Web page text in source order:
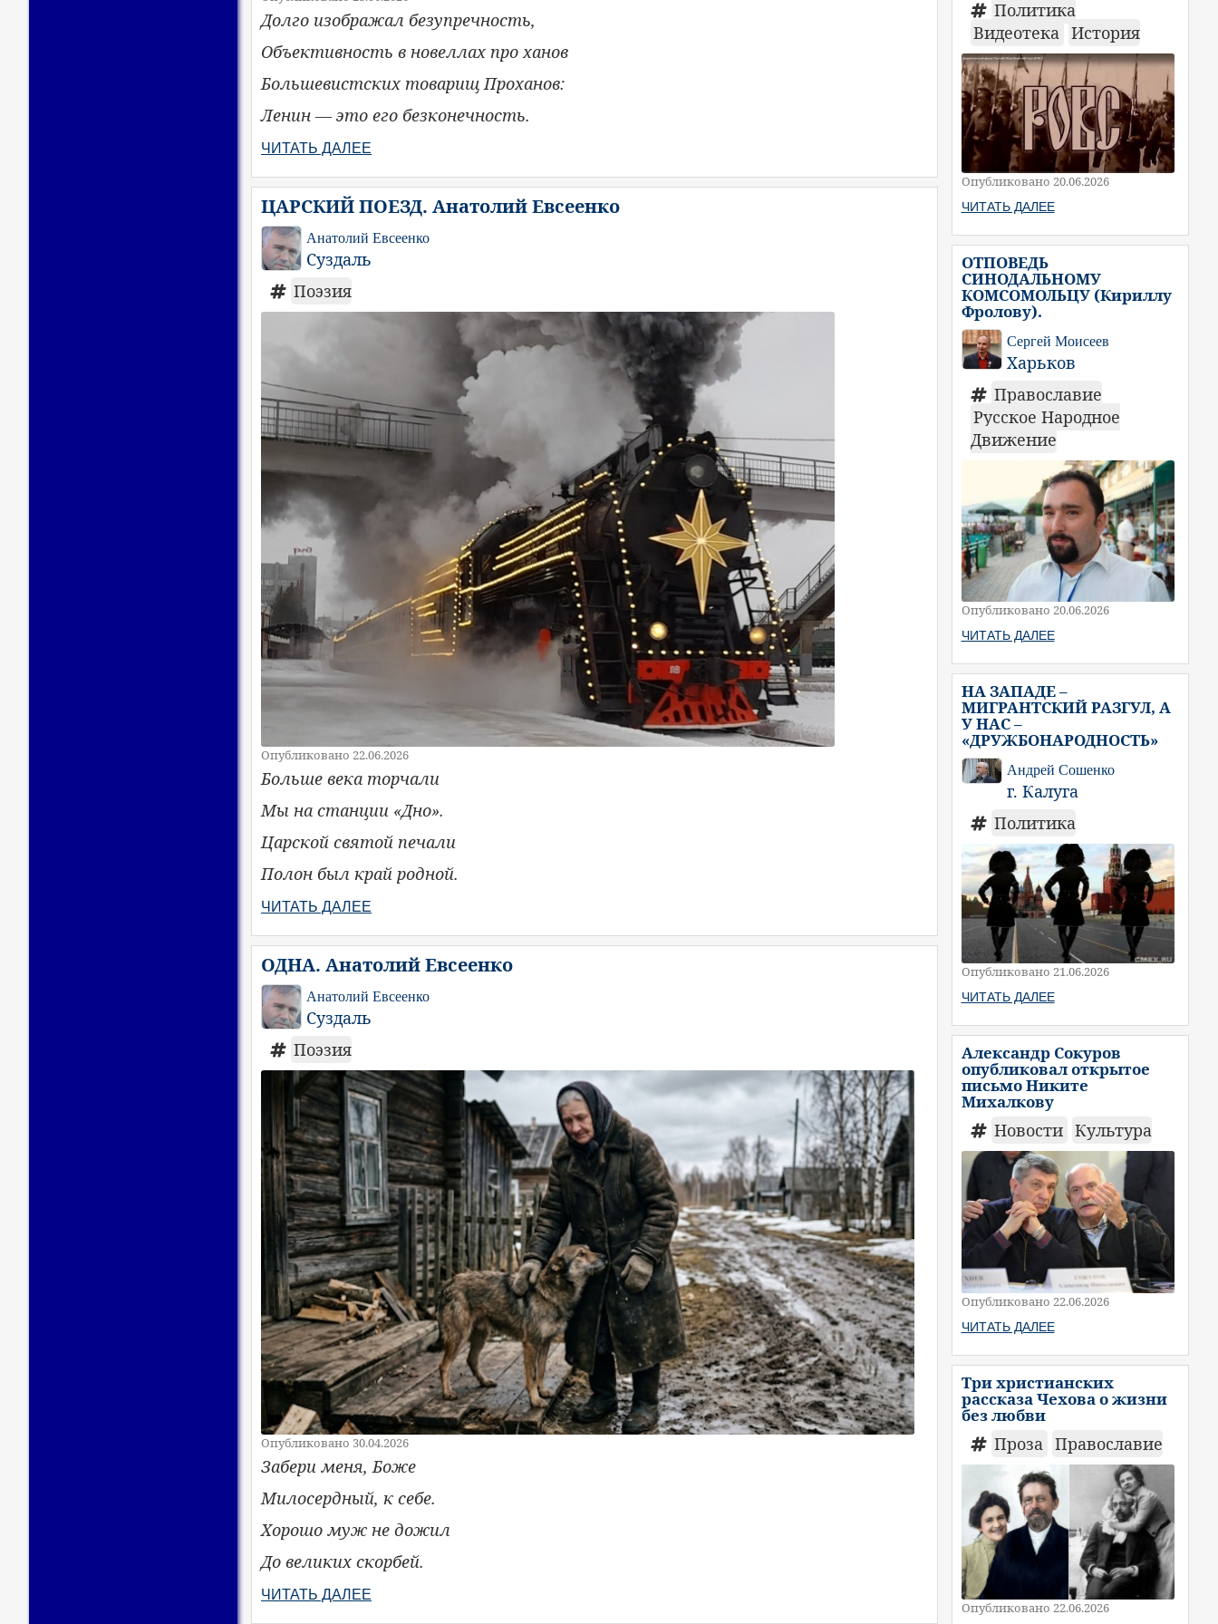
Долго изображал безупречность,
Объективность в новеллах про ханов
Большевистских товарищ Проханов:
Ленин — это его безконечность.
ЧИТАТЬ ДАЛЕЕ
ЦАРСКИЙ ПОЕЗД. Анатолий Евсеенко
Анатолий Евсеенко
Суздаль
Поэзия
Опубликовано 22.06.2026
Больше века торчали
Мы на станции «Дно».
Царской святой печали
Полон был край родной.
ЧИТАТЬ ДАЛЕЕ
ОДНА. Анатолий Евсеенко
Анатолий Евсеенко
Суздаль
Поэзия
Опубликовано 30.04.2026
Забери меня, Боже
Милосердный, к себе.
Хорошо муж не дожил
До великих скорбей.
ЧИТАТЬ ДАЛЕЕ
Политика
Видеотека История
Опубликовано 20.06.2026
ЧИТАТЬ ДАЛЕЕ
ОТПОВЕДЬ
СИНОДАЛЬНОМУ
КОМСОМОЛЬЦУ (Кириллу
Фролову).
Сергей Моисеев
Харьков
Православие
Русское Народное
Движение
Опубликовано 20.06.2026
ЧИТАТЬ ДАЛЕЕ
НА ЗАПАДЕ –
МИГРАНТСКИЙ РАЗГУЛ, А
У НАС –
«ДРУЖБОНАРОДНОСТЬ»
Андрей Сошенко
г. Калуга
Политика
Опубликовано 21.06.2026
ЧИТАТЬ ДАЛЕЕ
Александр Сокуров
опубликовал открытое
письмо Никите
Михалкову
Новости Культура
Опубликовано 22.06.2026
ЧИТАТЬ ДАЛЕЕ
Три христианских
рассказа Чехова о жизни
без любви
Проза Православие
Опубликовано 22.06.2026